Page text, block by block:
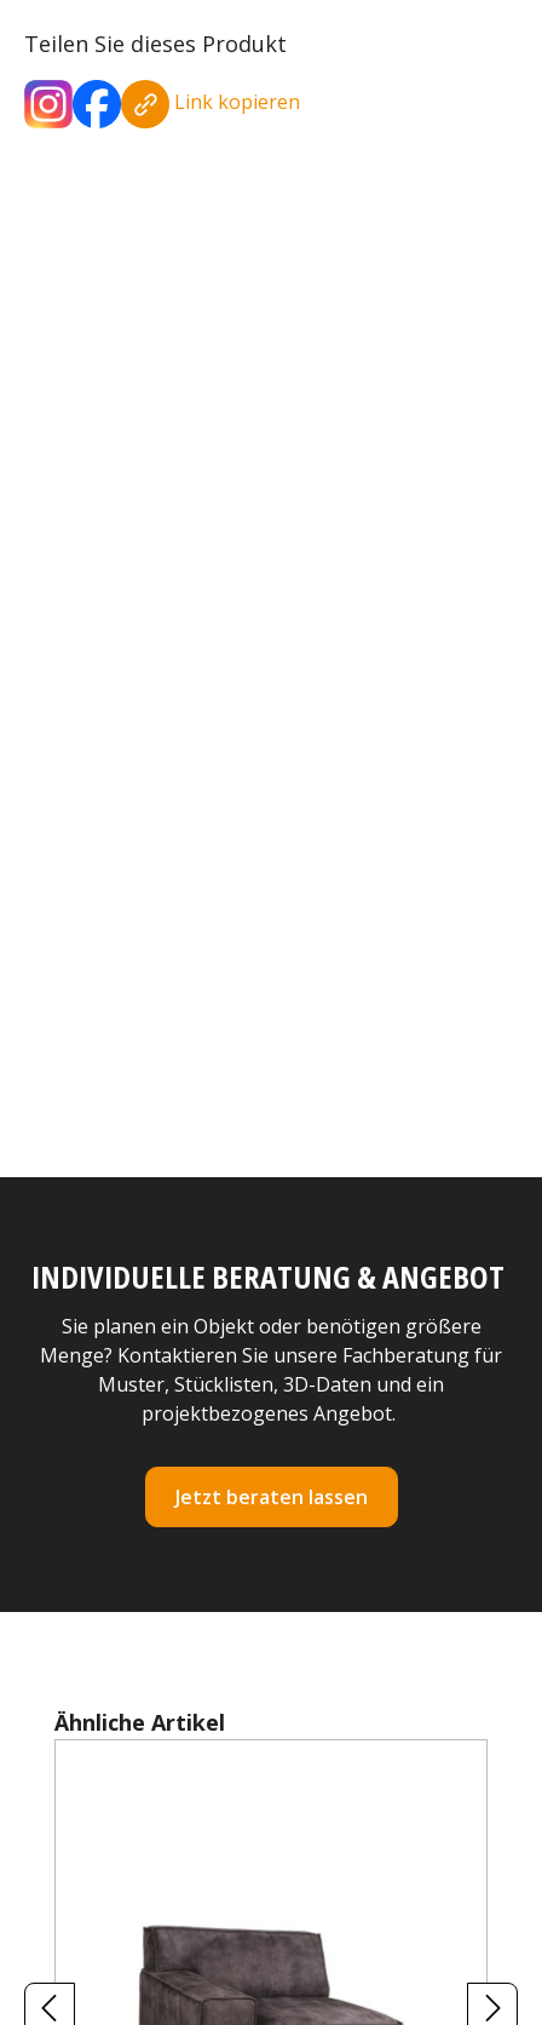
Teilen Sie dieses Produkt
Link kopieren
INDIVIDUELLE BERATUNG & ANGEBOT
Sie planen ein Objekt oder benötigen größere
Menge? Kontaktieren Sie unsere Fachberatung für
Muster, Stücklisten, 3D-Daten und ein
projektbezogenes Angebot.
Jetzt beraten lassen
Produktgalerie überspringen
Ähnliche Artikel